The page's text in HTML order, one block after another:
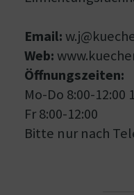
Email:
Web:
Öffnungszeiten:
Mo-Do 8:00-12:00
Fr 8:00-12:00
Bitte nur nach